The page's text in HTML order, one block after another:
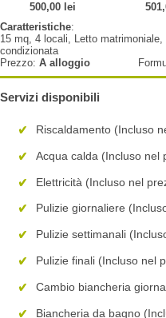
500,00 lei
Caratteristiche:
15 mq, 4 locali, Letto
condizionata
Prezzo: A alloggio
Servizi disponibili
Riscaldamento (Incluso
Acqua calda (Incluso nel
Elettricità (Incluso nel
Pulizie giornaliere
Pulizie settimanali
Pulizie finali (Incluso nel
Cambio biancheria
Biancheria da bagno